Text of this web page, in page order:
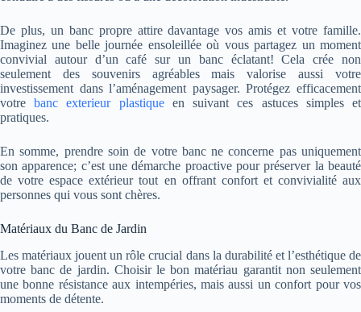
De plus, un banc propre attire davantage vos amis et votre famille.
Imaginez une belle journée ensoleillée où vous partagez un moment
convivial autour d’un café sur un banc éclatant! Cela crée non
seulement des souvenirs agréables mais valorise aussi votre
investissement dans l’aménagement paysager.Protégez efficacement
votrebanc exterieur plastiqueen suivant ces astuces simples et
pratiques.
En somme, prendre soin de votre banc ne concerne pas uniquement
son apparence; c’est une démarche proactive pour préserver la beauté
de votre espace extérieur tout en offrant confort et convivialité aux
personnes qui vous sont chères.
Matériaux du Banc de Jardin
Les matériaux jouent un rôle crucial dans la durabilité et l’esthétique de
votre banc de jardin. Choisir le bon matériau garantit non seulement
une bonne résistance aux intempéries, mais aussi un confort pour vos
moments de détente.